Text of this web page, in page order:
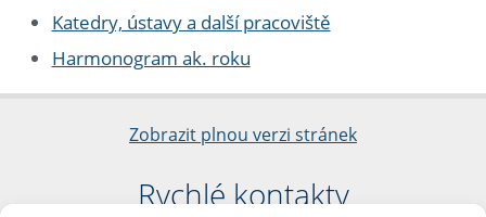
Katedry, ústavy a další pracoviště
Harmonogram ak. roku
Zobrazit plnou verzi stránek
Rychlé kontakty